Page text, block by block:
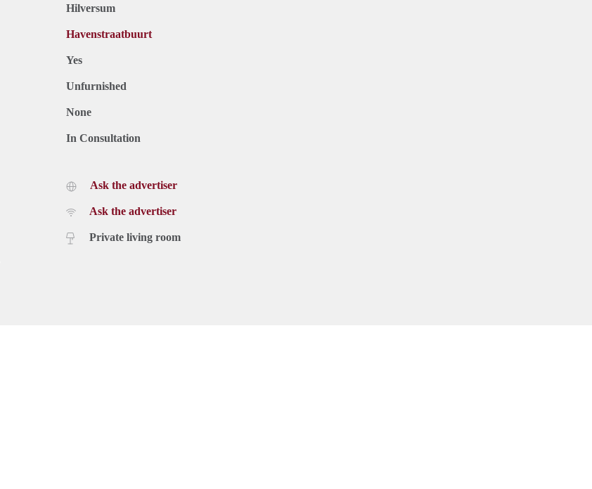
Hilversum
Havenstraatbuurt
Yes
Unfurnished
None
In Consultation
Ask the advertiser
Ask the advertiser
Private living room